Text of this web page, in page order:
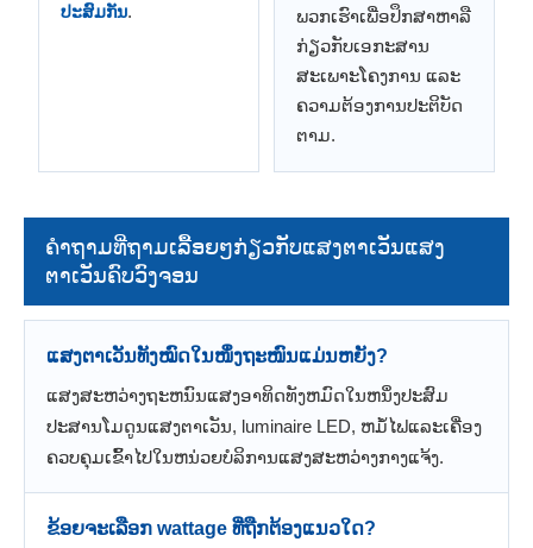
ປະສົມກັນ.
ພວກເຮົາເພື່ອປຶກສາຫາລື
ກ່ຽວກັບເອກະສານ
ສະເພາະໂຄງການ ແລະ
ຄວາມຕ້ອງການປະຕິບັດ
ຕາມ.
ຄຳຖາມທີ່ຖາມເລື້ອຍໆກ່ຽວກັບແສງຕາເວັນແສງ
ຕາເວັນຄົບວົງຈອນ
ແສງຕາເວັນທັງໝົດໃນໜຶ່ງຖະໜົນແມ່ນຫຍັງ?
ແສງສະຫວ່າງຖະຫນົນແສງອາທິດທັງຫມົດໃນຫນຶ່ງປະສົມ
ປະສານໂມດູນແສງຕາເວັນ, luminaire LED, ຫມໍ້ໄຟແລະເຄື່ອງ
ຄວບຄຸມເຂົ້າໄປໃນຫນ່ວຍບໍລິການແສງສະຫວ່າງກາງແຈ້ງ.
ຂ້ອຍຈະເລືອກ wattage ທີ່ຖືກຕ້ອງແນວໃດ?